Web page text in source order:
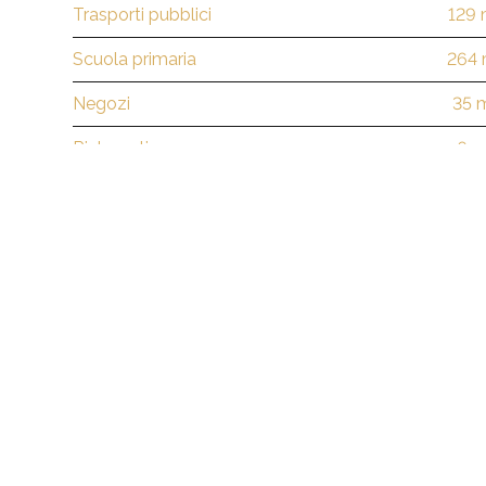
Trasporti pubblici 129
Scuola primaria 264
Negozi 35
Ristoranti 6 m